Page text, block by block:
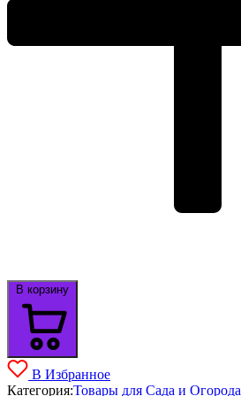
В корзину
В Избранное
Категория:Товары для Сада и Огорода